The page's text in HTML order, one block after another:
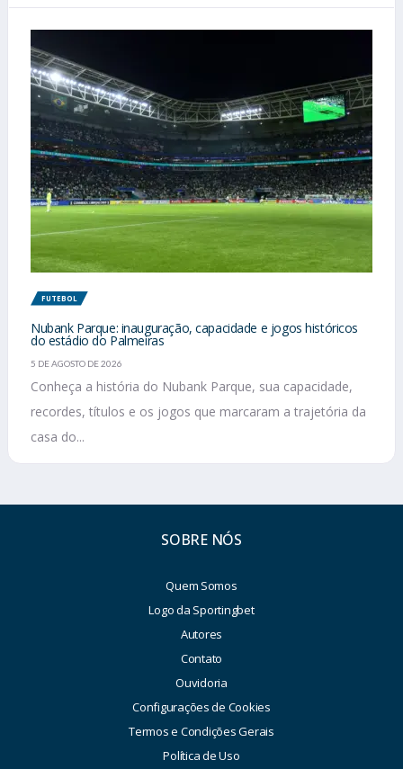
FUTEBOL
Nubank Parque: inauguração, capacidade e jogos históricos
do estádio do Palmeiras
5 DE AGOSTO DE 2026
Conheça a história do Nubank Parque, sua capacidade,
recordes, títulos e os jogos que marcaram a trajetória da
casa do...
SOBRE NÓS
Quem Somos
Logo da Sportingbet
Autores
Contato
Ouvidoria
Configurações de Cookies
Termos e Condições Gerais
Política de Uso